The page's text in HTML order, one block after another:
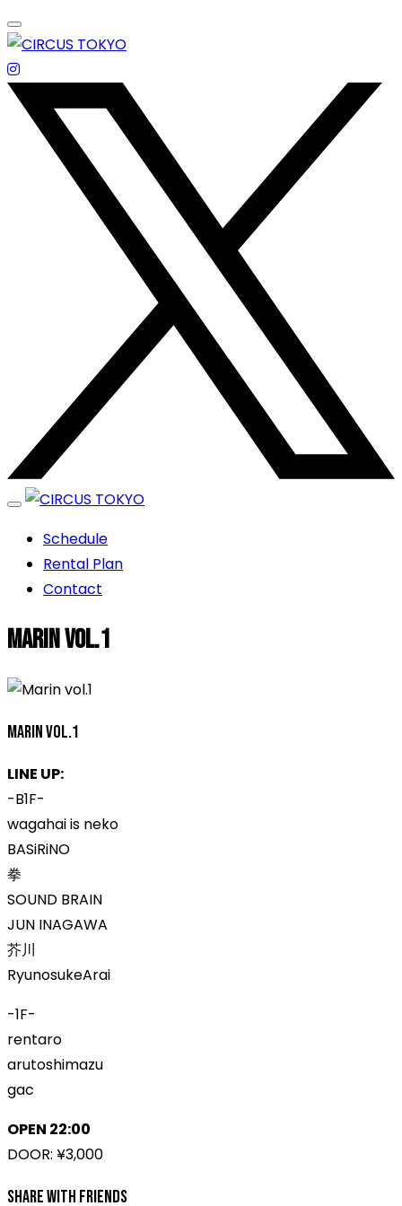
Skip
to
content
エンターテイメントスペース
CIRCUS TOKYO
エンターテイメントスペース
Schedule
Rental Plan
Contact
Marin vol.1
Marin vol.1
LINE UP:
-B1F-
wagahai is neko
BASiRiNO
拳
SOUND BRAIN
JUN INAGAWA
芥川
RyunosukeArai
-1F-
rentaro
arutoshimazu
gac
OPEN 22:00
DOOR: ¥3,000
Share With Friends